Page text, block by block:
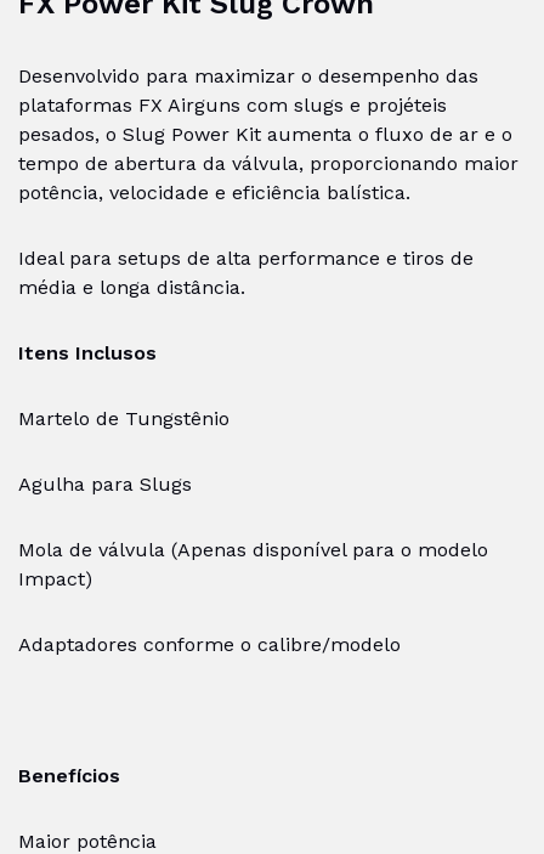
Desenvolvido para maximizar o desempenho das
plataformas FX Airguns com slugs e projéteis
pesados, o Slug Power Kit aumenta o fluxo de ar e o
tempo de abertura da válvula, proporcionando maior
potência, velocidade e eficiência balística.
Ideal para setups de alta performance e tiros de
média e longa distância.
Itens Inclusos
Martelo de Tungstênio
Agulha para Slugs
Mola de válvula (Apenas disponível para o modelo
Impact)
Adaptadores conforme o calibre/modelo
Benefícios
Maior potência